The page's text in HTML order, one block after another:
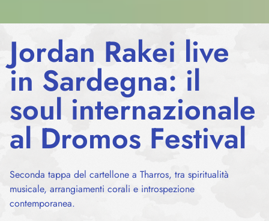
Jordan Rakei live
in Sardegna: il
soul internazionale
al Dromos Festival
Seconda tappa del cartellone a Tharros, tra spiritualità
musicale, arrangiamenti corali e introspezione
contemporanea.